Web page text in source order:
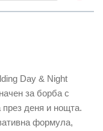
Day & Night
за борба с
през деня и нощта.
формула,